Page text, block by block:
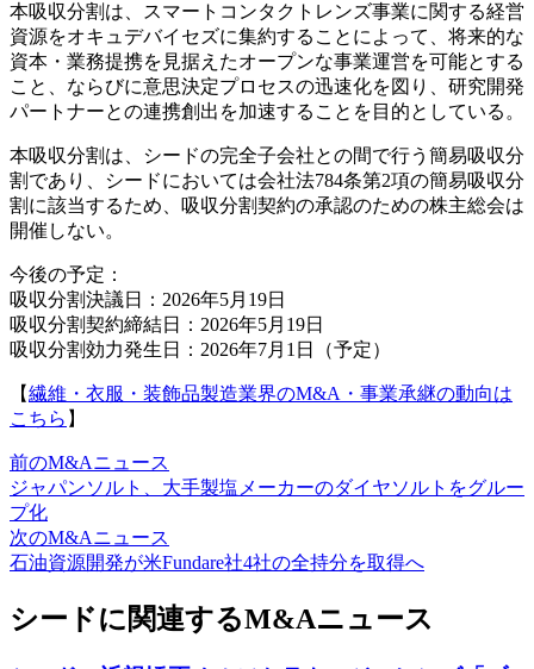
本吸収分割は、スマートコンタクトレンズ事業に関する経営
資源をオキュデバイセズに集約することによって、将来的な
資本・業務提携を見据えたオープンな事業運営を可能とする
こと、ならびに意思決定プロセスの迅速化を図り、研究開発
パートナーとの連携創出を加速することを目的としている。
本吸収分割は、シードの完全子会社との間で行う簡易吸収分
割であり、シードにおいては会社法784条第2項の簡易吸収分
割に該当するため、吸収分割契約の承認のための株主総会は
開催しない。
今後の予定：
吸収分割決議日：2026年5月19日
吸収分割契約締結日：2026年5月19日
吸収分割効力発生日：2026年7月1日（予定）
【繊維・衣服・装飾品製造業界のM&A・事業承継の動向は
こちら 】
前のM&Aニュース
ジャパンソルト、大手製塩メーカーのダイヤソルトをグルー
プ化
次のM&Aニュース
石油資源開発が米Fundare社4社の全持分を取得へ
シードに関連するM&Aニュース